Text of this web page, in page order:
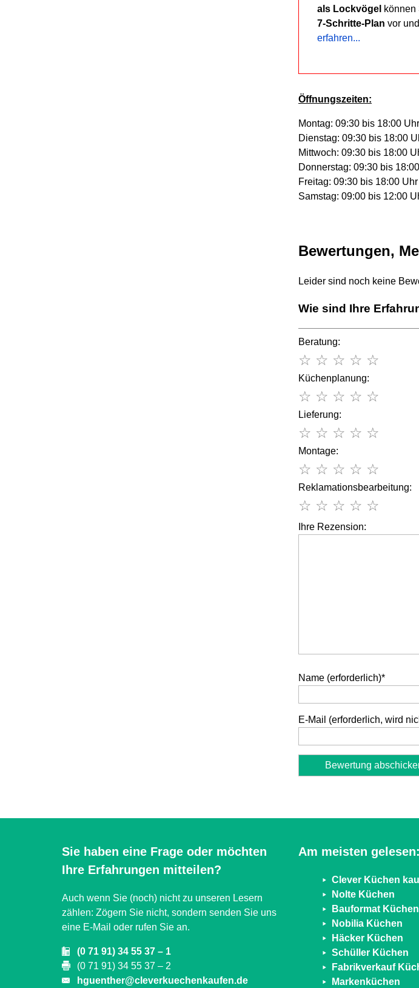
als Lockvögel können
7-Schritte-Plan vor
erfahren...
Öffnungszeiten:
Montag: 09:30 bis 18:00 Uhr
Dienstag: 09:30 bis 18:00
Mittwoch: 09:30 bis 18:00
Donnerstag: 09:30 bis
Freitag: 09:30 bis 18:00 Uhr
Samstag: 09:00 bis 12:00
Bewertungen,
Leider sind noch keine
Wie sind Ihre
Beratung:
☆ ☆ ☆ ☆ ☆
Küchenplanung:
☆ ☆ ☆ ☆ ☆
Lieferung:
☆ ☆ ☆ ☆ ☆
Montage:
☆ ☆ ☆ ☆ ☆
Reklamationsbearbeitung:
☆ ☆ ☆ ☆ ☆
Ihre Rezension:
Name (erforderlich)*
E-Mail (erforderlich, wird
Sie haben eine Frage oder möchten
Ihre Erfahrungen mitteilen?
Auch wenn Sie (noch) nicht zu unseren Lesern
zählen: Zögern Sie nicht, sondern senden Sie uns
eine E-Mail oder rufen Sie an.
(0 71 91) 34 55 37 – 1
(0 71 91) 34 55 37 – 2
hguenther@cleverkuechenkaufen.de
Am meisten gelesen:
Clever Küchen
Nolte Küchen
Bauformat Küchen
Nobilia Küchen
Häcker Küchen
Schüller Küchen
Fabrikverkauf
Markenküchen